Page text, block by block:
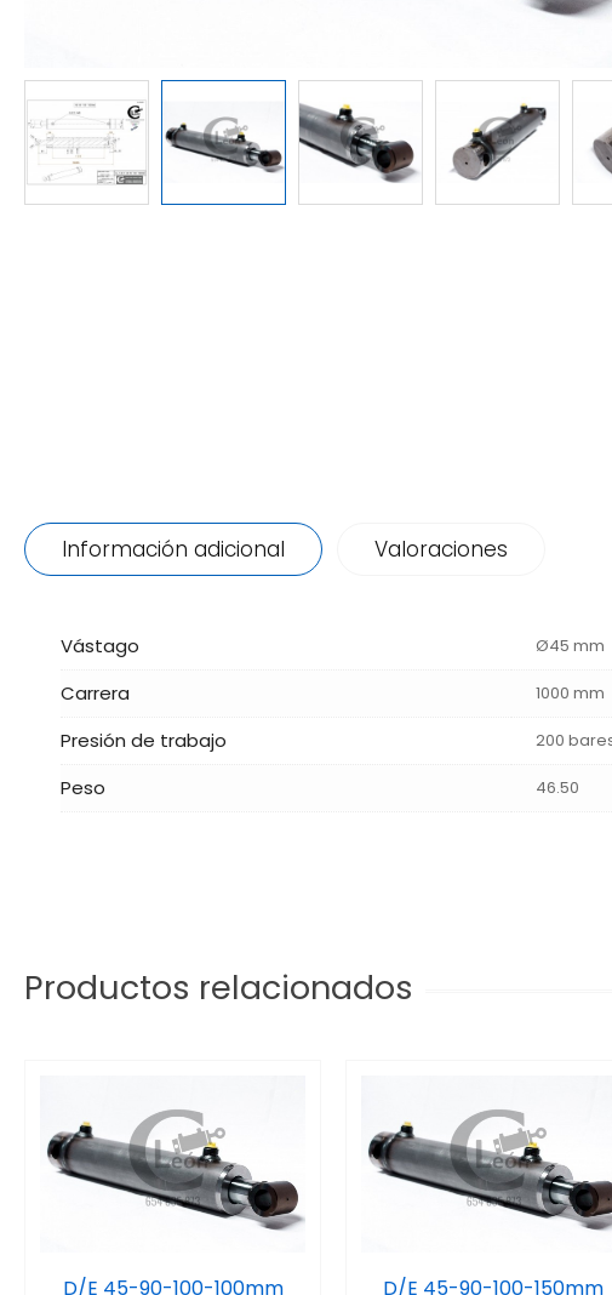
Información adicional Valoraciones
Vástago Ø45 mm
Carrera 1000 mm
Presión de trabajo 200
Peso 46.50
Productos relacionados
D/E 45-90-100-100mm D/E 45-90-100-150mm